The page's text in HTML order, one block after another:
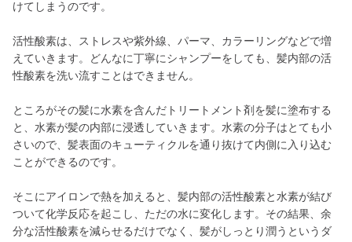
けてしまうのです。
活性酸素は、ストレスや紫外線、パーマ、カラーリングなどで増
えていきます。どんなに丁寧にシャンプーをしても、髪内部の活
性酸素を洗い流すことはできません。
ところがその髪に水素を含んだトリートメント剤を髪に塗布する
と、水素が髪の内部に浸透していきます。水素の分子はとても小
さいので、髪表面のキューティクルを通り抜けて内側に入り込む
ことができるのです。
そこにアイロンで熱を加えると、髪内部の活性酸素と水素が結び
ついて化学反応を起こし、ただの水に変化します。その結果、余
分な活性酸素を減らせるだけでなく、髪がしっとり潤うというダ